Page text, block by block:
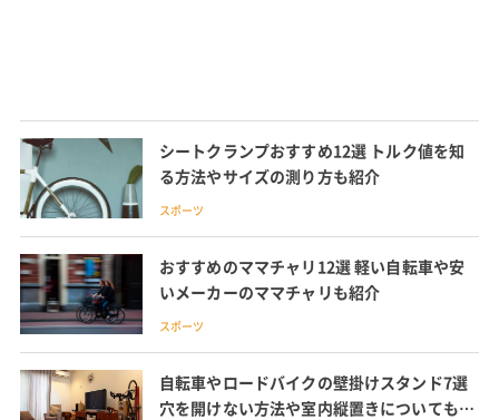
シートクランプおすすめ12選 トルク値を知
る方法やサイズの測り方も紹介
スポーツ
おすすめのママチャリ12選 軽い自転車や安
いメーカーのママチャリも紹介
スポーツ
自転車やロードバイクの壁掛けスタンド7選
穴を開けない方法や室内縦置きについても解